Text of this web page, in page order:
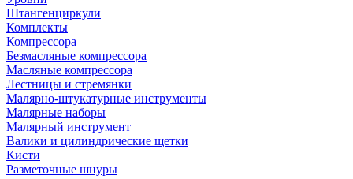
Штангенциркули
Комплекты
Компрессора
Безмасляные компрессора
Масляные компрессора
Лестницы и стремянки
Малярно-штукатурные инструменты
Малярные наборы
Малярный инструмент
Валики и цилиндрические щетки
Кисти
Разметочные шнуры